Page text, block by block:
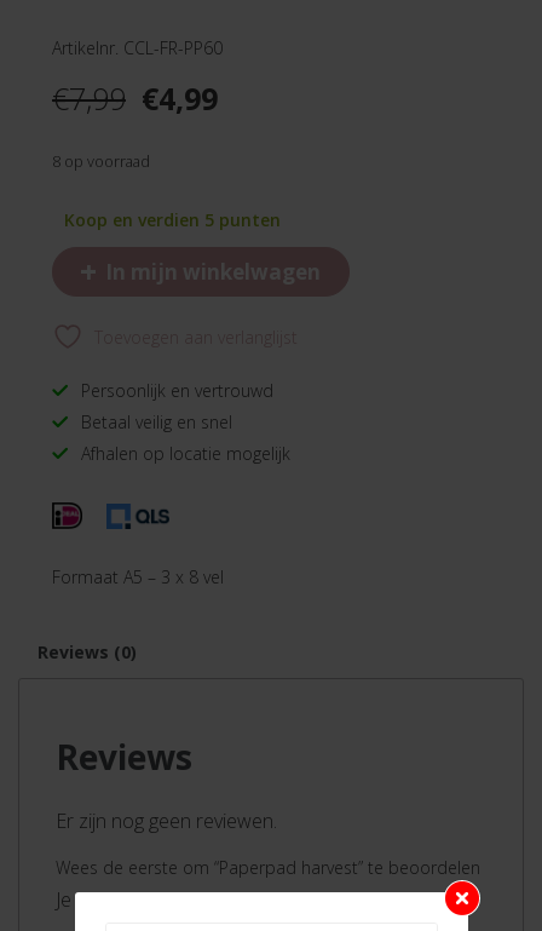
Artikelnr. CCL-FR-PP60
€7,99 Oorspronkelijke
was:
€7,99.
€4,99Huidige
€4,99.
8 op voorraad
Koop en verdien 5 punten
+ In mijn winkelwagen
Persoonlijk en vertrouwd
Betaal veilig en snel
Afhalen op locatie mogelijk
Formaat A5 – 3 x 8 vel
Reviews (0)
Reviews
Er zijn nog geen reviewen.
Wees de eerste om “Paperpad harvest” te beoordelen
Je moet ingelogd zijn om een review te plaatsen.